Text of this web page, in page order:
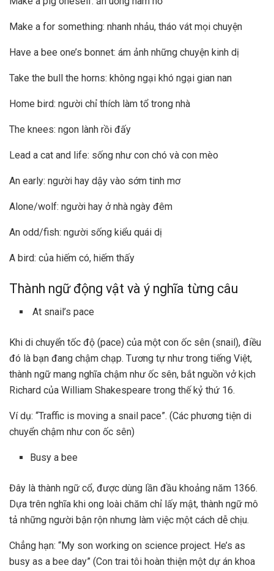
Make a for something: nhanh nhảu, tháo vát mọi chuyện
Have a bee one’s bonnet: ám ảnh những chuyện kinh dị
Take the bull the horns: không ngại khó ngại gian nan
Home bird: người chỉ thích làm tổ trong nhà
The knees: ngon lành rồi đấy
Lead a cat and life: sống như con chó và con mèo
An early: người hay dậy vào sớm tinh mơ
Alone/wolf: người hay ở nhà ngày đêm
An odd/fish: người sống kiểu quái dị
A bird: của hiếm có, hiếm thấy
Thành ngữ động vật và ý nghĩa từng câu
At snail’s pace
Khi di chuyển tốc độ (pace) của một con ốc sên (snail), điều
đó là bạn đang chậm chạp. Tương tự như trong tiếng Việt,
thành ngữ mang nghĩa chậm như ốc sên, bắt nguồn vở kịch
Richard của William Shakespeare trong thế kỷ thứ 16.
Ví dụ: “Traffic is moving a snail pace”. (Các phương tiện di
chuyển chậm như con ốc sên)
Busy a bee
Đây là thành ngữ cổ, được dùng lần đầu khoảng năm 1366.
Dựa trên nghĩa khi ong loài chăm chỉ lấy mật, thành ngữ mô
tả những người bận rộn nhưng làm việc một cách dễ chịu.
Chẳng hạn: “My son working on science project. He’s as
busy as a bee day” (Con trai tôi hoàn thiện một dự án khoa